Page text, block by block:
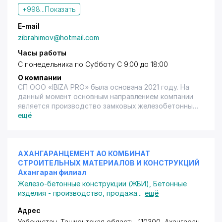
строительстве жилых и общественных зданий.
Линия безопалубочного формования универсальна
тем, что на этой линии можно выпускать также
такие изделия, как бордюры, прикромочные лотки,
стойки ограждений, перемычки и другие изделия
постоянного сечения. Контроль за соблюдением
технологических процессов и приемочной контроль
осуществляет отдел технического контроля (ОТК)
+998...Показать
E-mail
zibrahimov@hotmail.com
Часы работы
С понедельника по Субботу С 9:00 до 18:00
О компании
СП ООО «IBIZA PRO» была основана 2021 году. На
данный момент основным направлением компании
является производство замковых железобетонных
колодцев в комплекте (днищелоток, кольца,
водопроводных, ирригационных и
коммуникационных сетей. Почему «IBIZA PRO»?
Производство наших изделий была востребована
всеобщей задачей поставленной высшим
руководством Республики Узбекистан перед всеми
субъектами предпринимательства о применении
новейших, передовых и инновационных технологий
в делопроизводстве во всех отраслях. Как
ещё
АХАНГАРАНЦЕМЕНТ АО КОМБИНАТ
СТРОИТЕЛЬНЫХ МАТЕРИАЛОВ И КОНСТРУКЦИЙ
Ахангаран филиал
Железо-бетонные конструкции (ЖБИ) ,Бетонные
изделия - производство, продажа... ещё
Адрес